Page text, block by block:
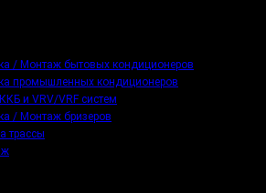
/ Монтаж бытовых кондиционеров
промышленных кондиционеров
и VRV/VRF систем
/ Монтаж бризеров
трассы